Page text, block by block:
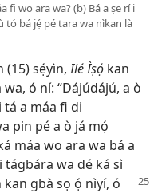
fi wo ara wa? (b) Bá a ṣe rí i
tó bá jẹ́ pé tara wa nìkan là
(15) sẹ́yìn,Ilé Ìṣọ́ kan
ó ní: “Dájúdájú, a ò
a máa fi di
pin pé a ò já mọ́
máa wo ara wa bá a
tágbára wa dé ká sì
kan gbà sọ ọ́ nìyí, ó